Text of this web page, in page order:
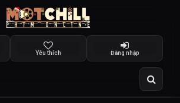
Yêu thích Đăng nhập